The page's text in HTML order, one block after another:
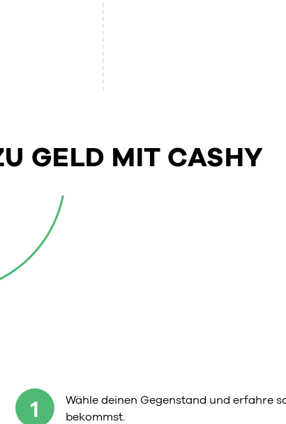
GELD MIT CASHY
1
Wähle deinen Gegenstand und erfahre
bekommst.